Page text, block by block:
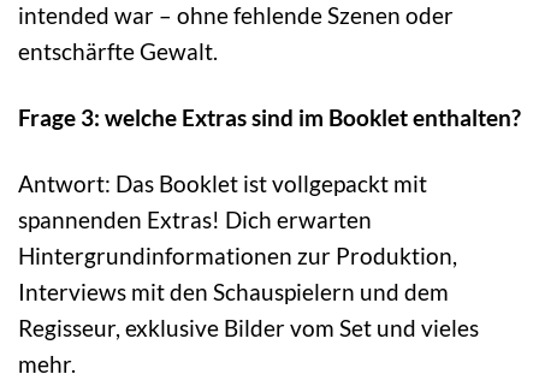
intended war – ohne fehlende Szenen oder
entschärfte Gewalt.
Frage 3: welche Extras sind im Booklet enthalten?
Antwort: Das Booklet ist vollgepackt mit
spannenden Extras! Dich erwarten
Hintergrundinformationen zur Produktion,
Interviews mit den Schauspielern und dem
Regisseur, exklusive Bilder vom Set und vieles
mehr.